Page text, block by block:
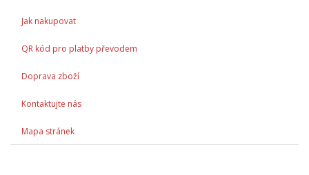
Jak nakupovat
QR kód pro platby převodem
Doprava zboží
Kontaktujte nás
Mapa stránek